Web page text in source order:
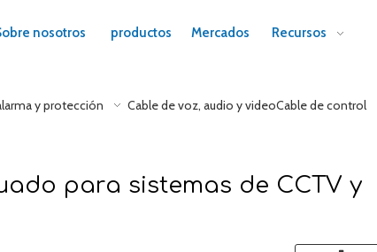
nosotros productos Mercados Recursos
y protección Cable de voz, audio y videoCable de control
para sistemas de CCTV y